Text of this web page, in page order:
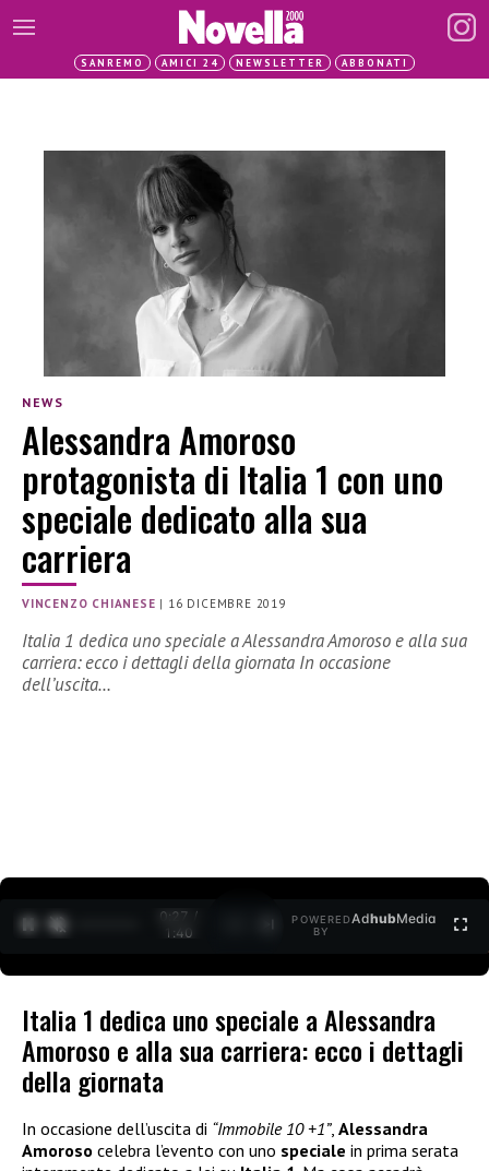
SANREMO AMICI 24 NEWSLETTER ABBONATI
NEWS
Alessandra Amoroso
protagonista di Italia 1 con uno
speciale dedicato alla sua
carriera
VINCENZO CHIANESE | 16 DICEMBRE 2019
Italia 1 dedica uno speciale a Alessandra Amoroso e alla sua
carriera: ecco i dettagli della giornata In occasione
dell’uscita…
0:27 /
1:40
POWERED
BY
AdhubMedia
Italia 1 dedica uno speciale a Alessandra
Amoroso e alla sua carriera: ecco i dettagli
della giornata
In occasione dell’uscita di “Immobile 10 +1”, Alessandra
Amoroso celebra l’evento con uno speciale in prima serata